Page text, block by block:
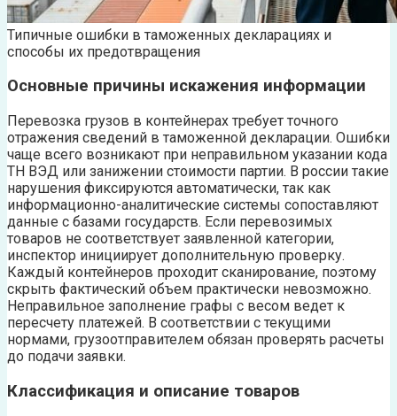
Типичные ошибки в таможенных декларациях и
способы их предотвращения
Основные причины искажения информации
Перевозка грузов в контейнерах требует точного
отражения сведений в таможенной декларации. Ошибки
чаще всего возникают при неправильном указании кода
ТН ВЭД или занижении стоимости партии. В россии такие
нарушения фиксируются автоматически, так как
информационно-аналитические системы сопоставляют
данные с базами государств. Если перевозимых
товаров не соответствует заявленной категории,
инспектор инициирует дополнительную проверку.
Каждый контейнеров проходит сканирование, поэтому
скрыть фактический объем практически невозможно.
Неправильное заполнение графы с весом ведет к
пересчету платежей. В соответствии с текущими
нормами, грузоотправителем обязан проверять расчеты
до подачи заявки.
Классификация и описание товаров